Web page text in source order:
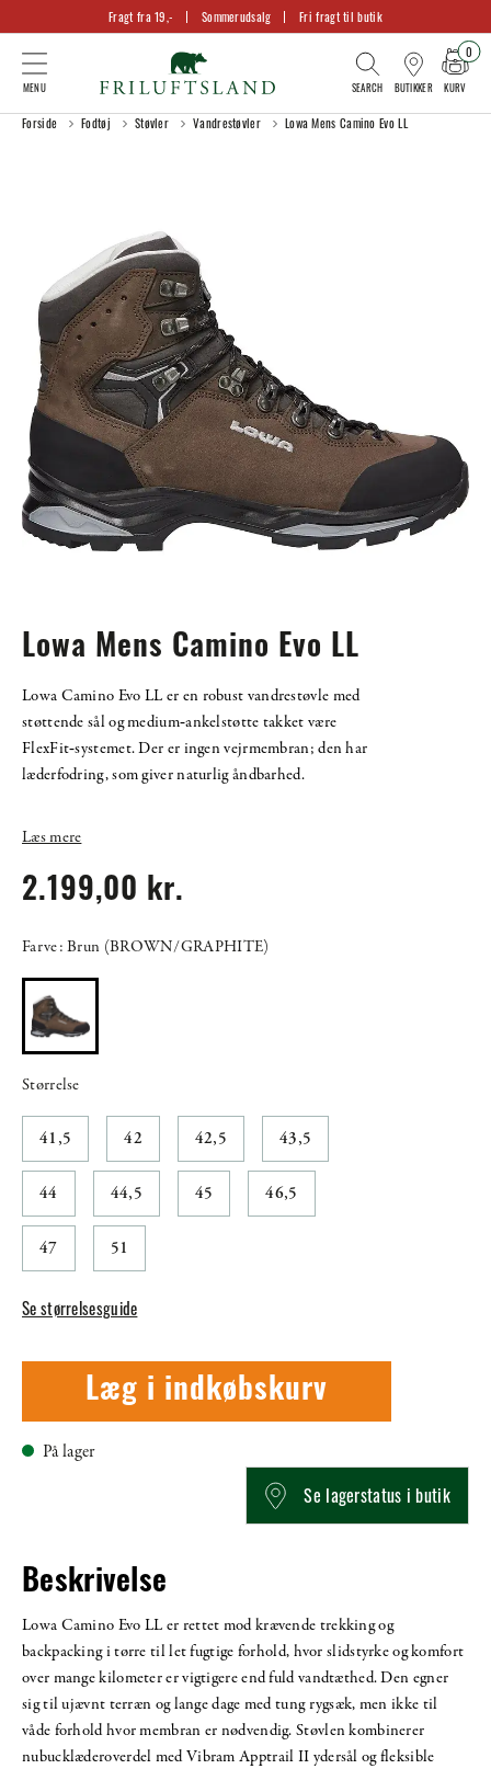
Fragt fra 19,- Sommerudsalg Fri fragt til butik
BUTIKKER KURV
0
Forside Fodtøj Støvler Vandrestøvler Lowa Mens Camino Evo LL
Lowa Mens Camino Evo LL
Lowa Camino Evo LL er en robust vandrestøvle med
støttende sål og medium‑ankelstøtte takket være
FlexFit‑systemet. Der er ingen vejrmembran; den har
læderfodring, som giver naturlig åndbarhed.
Læs mere
2.199,00 kr.
Farve: Brun (BROWN/GRAPHITE)
Størrelse
41,5 42 42,5 43,5
44 44,5 45 46,5
47 51
Se størrelsesguide
Læg i indkøbskurv
På lager
Se lagerstatus i butik
Beskrivelse
Lowa Camino Evo LL er rettet mod krævende trekking og
backpacking i tørre til let fugtige forhold, hvor slidstyrke og komfort
over mange kilometer er vigtigere end fuld vandtæthed. Den egner
sig til ujævnt terræn og lange dage med tung rygsæk, men ikke til
våde forhold hvor membran er nødvendig. Støvlen kombinerer
nubucklæderoverdel med Vibram Apptrail II ydersål og fleksible